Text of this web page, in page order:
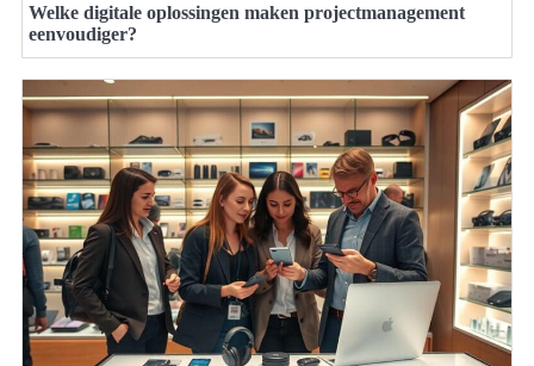
Welke digitale oplossingen maken projectmanagement
eenvoudiger?